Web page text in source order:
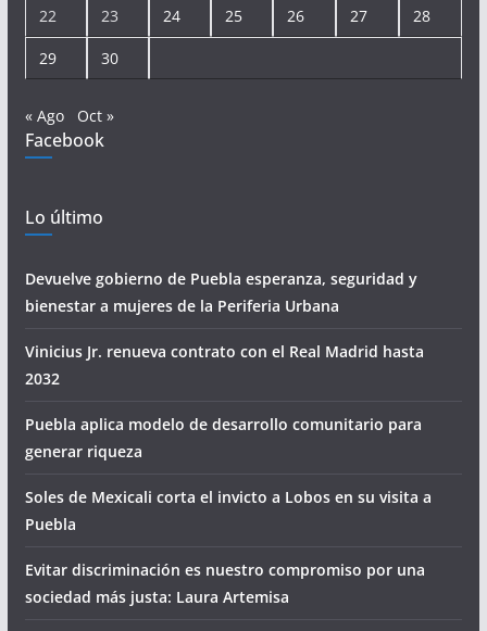
22 23 24 25 26 27 28
29 30
« Ago Oct »
Facebook
Lo último
Devuelve gobierno de Puebla esperanza, seguridad y
bienestar a mujeres de la Periferia Urbana
Vinicius Jr. renueva contrato con el Real Madrid hasta
2032
Puebla aplica modelo de desarrollo comunitario para
generar riqueza
Soles de Mexicali corta el invicto a Lobos en su visita a
Puebla
Evitar discriminación es nuestro compromiso por una
sociedad más justa: Laura Artemisa